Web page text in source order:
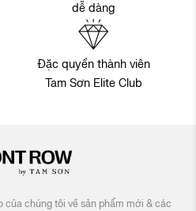
dễ dàng
Đặc quyền thành viên
Tam Sơn Elite Club
chúng tôi về sản phẩm mới & các